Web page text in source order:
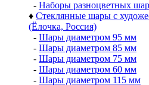
- Наборы разноцветных
♦ Стеклянные шары с
(Ёлочка, Россия)
- Шары диаметром 95 мм
- Шары диаметром 85 мм
- Шары диаметром 75 мм
- Шары диаметром 60 мм
- Шары диаметром 115 мм